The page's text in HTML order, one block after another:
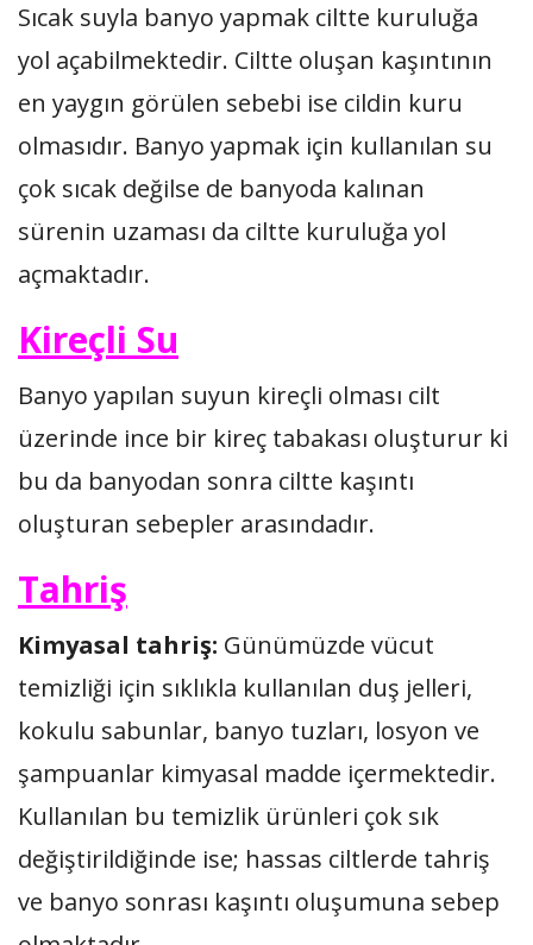
Sıcak suyla banyo yapmak ciltte kuruluğa
yol açabilmektedir. Ciltte oluşan kaşıntının
en yaygın görülen sebebi ise cildin kuru
olmasıdır. Banyo yapmak için kullanılan su
çok sıcak değilse de banyoda kalınan
sürenin uzaması da ciltte kuruluğa yol
açmaktadır.
Kireçli Su
Banyo yapılan suyun kireçli olması cilt
üzerinde ince bir kireç tabakası oluşturur ki
bu da banyodan sonra ciltte kaşıntı
oluşturan sebepler arasındadır.
Tahriş
Kimyasal tahriş: Günümüzde vücut
temizliği için sıklıkla kullanılan duş jelleri,
kokulu sabunlar, banyo tuzları, losyon ve
şampuanlar kimyasal madde içermektedir.
Kullanılan bu temizlik ürünleri çok sık
değiştirildiğinde ise; hassas ciltlerde tahriş
ve banyo sonrası kaşıntı oluşumuna sebep